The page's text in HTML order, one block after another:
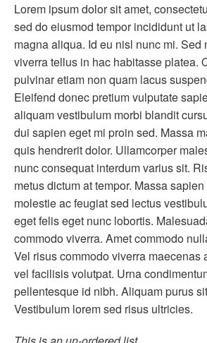
Lorem ipsum dolor sit amet,
sed do eiusmod tempor incididunt ut
magna aliqua. Id eu nisl nunc mi. Sed
viverra tellus in hac habitasse platea.
pulvinar etiam non quam lacus
Eleifend donec pretium vulputate
aliquam vestibulum morbi blandit
dui sapien eget mi proin sed. Massa
quis hendrerit dolor. Ullamcorper
nunc consequat interdum varius sit.
metus dictum at tempor. Massa
molestie ac feugiat sed lectus
eget felis eget nunc lobortis.
commodo viverra. Amet commodo
Vel risus commodo viverra maecenas
vel facilisis volutpat. Urna
pellentesque id nibh. Aliquam purus
Vestibulum lorem sed risus ultricies.